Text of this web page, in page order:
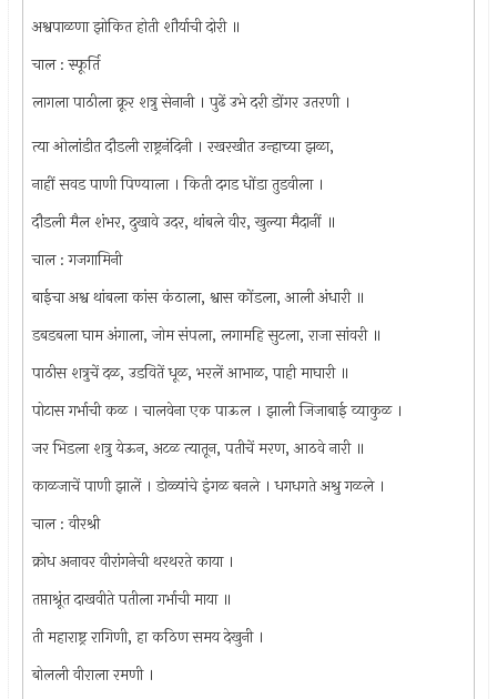
अश्वपाळणा झोकित होती शौर्याची दोरी ॥
चाल : स्फूर्ति
लागला पाठीला क्रूर शत्रु सेनानी । पुढें उभे दरी डोंगर उतरणी ।
त्या ओलांडीत दौडली राष्ट्रनंदिनी । रखरखीत उन्हाच्या झळा,
नाहीं सवड पाणी पिण्याला । किती दगड धोंडा तुडवीला ।
दौडली मैल शंभर, दुखावे उदर, थांबले वीर, खुल्या मैदानीं ॥
चाल : गजगामिनी
बाईचा अश्व थांबला कांस कंठाला, श्वास कोंडला, आली अंधारी ॥
डबडबला घाम अंगाला, जोम संपला, लगामहि सुटला, राजा सांवरी ॥
पाठीस शत्रुचें दळ, उडवितें धूळ, भरलें आभाळ, पाही माघारी ॥
पोटास गर्भाची कळ । चालवेना एक पाऊल । झाली जिजाबाई व्याकुळ ।
जर भिडला शत्रु येऊन, अटळ त्यातून, पतीचें मरण, आठवे नारी ॥
काळजाचें पाणी झालें । डोळ्यांचे इंगळ बनले । धगधगते अश्रु गळले ।
चाल : वीरश्री
क्रोध अनावर वीरांगनेची थरथरते काया ।
तप्ताश्रूंत दाखवीते पतीला गर्भाची माया ॥
ती महाराष्ट्र रागिणी, हा कठिण समय देखुनी ।
बोलली वीराला रमणी ।